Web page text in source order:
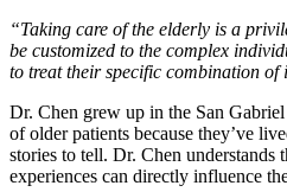
“Taking care of the elderly is a
be customized to the complex
to treat their specific combination of
Dr. Chen grew up in the San
of older patients because they’ve
stories to tell. Dr. Chen understands
experiences can directly influence